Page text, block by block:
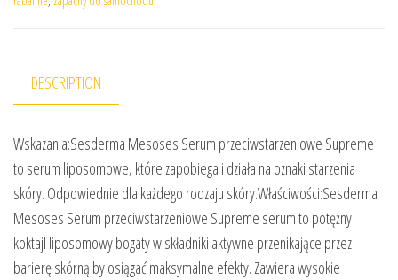
DESCRIPTION
Wskazania:Sesderma Mesoses Serum przeciwstarzeniowe Supreme
to serum liposomowe, które zapobiega i działa na oznaki starzenia
skóry. Odpowiednie dla każdego rodzaju skóry.Właściwości:Sesderma
Mesoses Serum przeciwstarzeniowe Supreme serum to potężny
koktajl liposomowy bogaty w składniki aktywne przenikające przez
barierę skórną by osiągać maksymalne efekty. Zawiera wysokie